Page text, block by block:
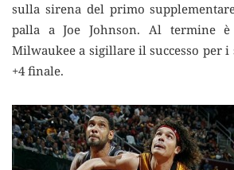
sulla sirena del primo
palla a Joe Johnson. Al termine
Milwaukee a sigillare il successo per
+4 finale.